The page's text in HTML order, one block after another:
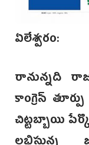
ఏలేశ్వరం:
రానున్నది
కాంగ్రెస్
చిట్టబ్బాయి